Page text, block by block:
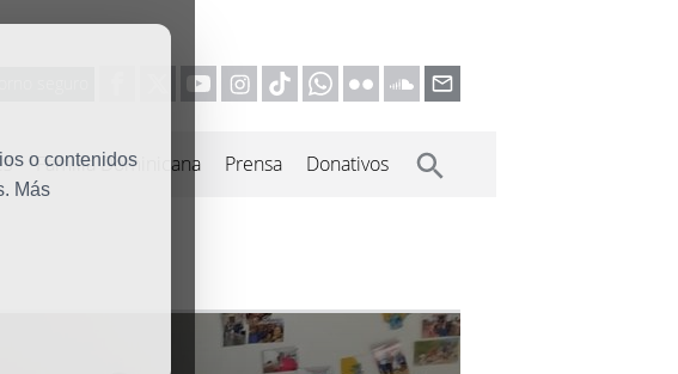
o contenidos
Más
Familia Dominicana Prensa Donativos